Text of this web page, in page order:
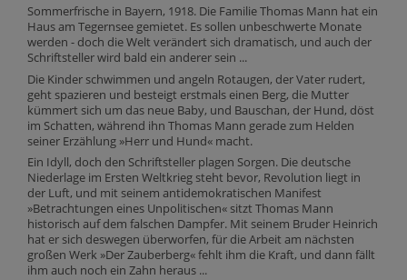
Sommerfrische in Bayern, 1918. Die Familie Thomas Mann hat ein
Haus am Tegernsee gemietet. Es sollen unbeschwerte Monate
werden - doch die Welt verändert sich dramatisch, und auch der
Schriftsteller wird bald ein anderer sein ...
Die Kinder schwimmen und angeln Rotaugen, der Vater rudert,
geht spazieren und besteigt erstmals einen Berg, die Mutter
kümmert sich um das neue Baby, und Bauschan, der Hund, döst
im Schatten, während ihn Thomas Mann gerade zum Helden
seiner Erzählung »Herr und Hund« macht.
Ein Idyll, doch den Schriftsteller plagen Sorgen. Die deutsche
Niederlage im Ersten Weltkrieg steht bevor, Revolution liegt in
der Luft, und mit seinem antidemokratischen Manifest
»Betrachtungen eines Unpolitischen« sitzt Thomas Mann
historisch auf dem falschen Dampfer. Mit seinem Bruder Heinrich
hat er sich deswegen überworfen, für die Arbeit am nächsten
großen Werk »Der Zauberberg« fehlt ihm die Kraft, und dann fällt
ihm auch noch ein Zahn heraus ...